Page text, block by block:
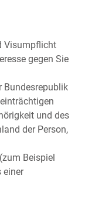
Visumpflicht
gegen Sie
Bundesrepublik
und des
der Person,
Beispiel
einer